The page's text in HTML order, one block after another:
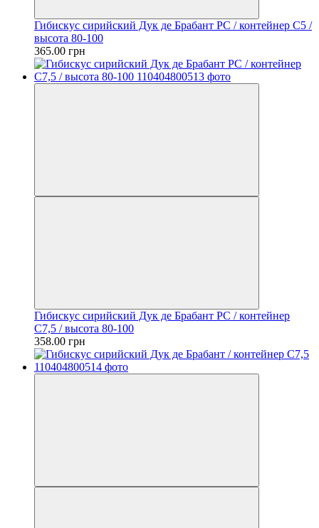
Гибискус сирийский Дук де Брабант PC / контейнер C5 /
высота 80-100
365.00 грн
Гибискус сирийский Дук де Брабант PC / контейнер
C7,5 / высота 80-100
358.00 грн